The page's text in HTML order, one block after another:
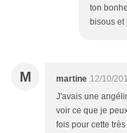
ton
bisous et
M martine 12/10/
J'avais une
voir ce que je
fois pour cette